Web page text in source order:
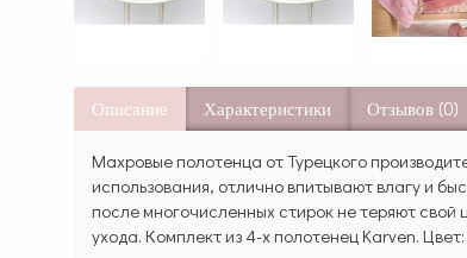
Описание Характеристики Отзывов (0)
Махровые полотенца от Турецкого
использования, отлично впитывают влагу и
после многочисленных стирок не теряют
ухода. Комплект из 4-х полотенец Karven.